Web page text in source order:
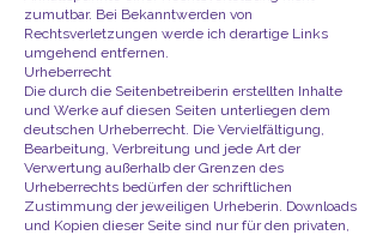
zumutbar. Bei Bekanntwerden von
Rechtsverletzungen werde ich derartige Links
umgehend entfernen.
Urheberrecht
Die durch die Seitenbetreiberin erstellten Inhalte
und Werke auf diesen Seiten unterliegen dem
deutschen Urheberrecht. Die Vervielfältigung,
Bearbeitung, Verbreitung und jede Art der
Verwertung außerhalb der Grenzen des
Urheberrechts bedürfen der schriftlichen
Zustimmung der jeweiligen Urheberin. Downloads
und Kopien dieser Seite sind nur für den privaten,